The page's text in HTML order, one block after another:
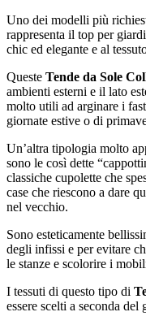
Uno dei modelli più
rappresenta il top per
chic ed elegante e al
Queste Tende da Sole
ambienti esterni e il lato
molto utili ad arginare i
giornate estive o di
Un’altra tipologia molto
sono le così dette
classiche cupolette che
case che riescono a dare
nel vecchio.
Sono esteticamente
degli infissi e per evitare
le stanze e scolorire i
I tessuti di questo tipo di
essere scelti a seconda del